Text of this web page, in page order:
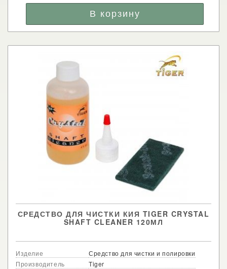
СРЕДСТВО ДЛЯ ЧИСТКИ КИЯ TIGER CRYSTAL
SHAFT CLEANER 120МЛ
Изделие
Средство для чистки и полировки
Производитель
Tiger